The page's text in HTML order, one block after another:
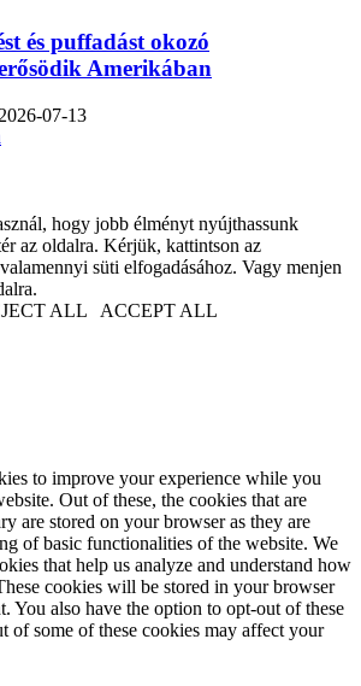
és puffadást okozó
Amerikában
2026-07-13
hogy jobb élményt nyújthassunk
az oldalra. Kérjük, kattintson az
süti elfogadásához. Vagy menjen
ALL ACCEPT ALL
to improve your experience while you
Out of these, the cookies that are
are stored on your browser as they are
of basic functionalities of the website. We
that help us analyze and understand how
cookies will be stored in your browser
You also have the option to opt-out of these
of some of these cookies may affect your